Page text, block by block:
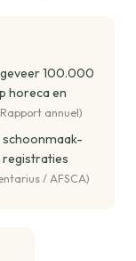
100.000
horeca en
annuel)
schoonmaak-
/ AFSCA)